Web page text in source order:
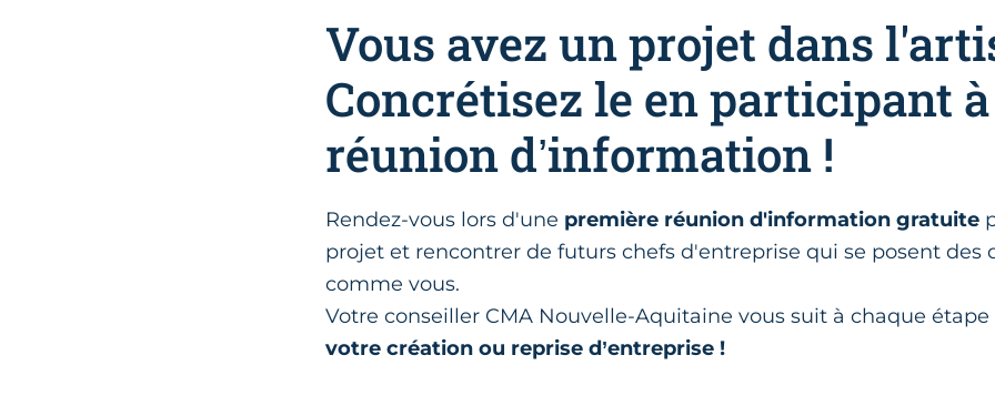
Vous avez un projet dans
Concrétisez le en participant
réunion d’information !
Rendez-vous lors d'une première réunion d'information gratuite
projet et rencontrer de futurs chefs d'entreprise qui se posent des
comme vous.
Votre conseiller CMA Nouvelle-Aquitaine vous suit à chaque
votre création ou reprise d’entreprise !